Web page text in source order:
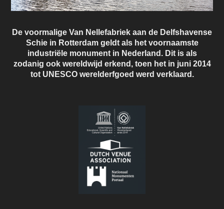
De voormalige Van Nellefabriek aan de Delfshavense
Schie in Rotterdam geldt als het voornaamste
industriële monument in Nederland. Dit is als
zodanig ook wereldwijd erkend, toen het in juni 2014
tot UNESCO werelderfgoed werd verklaard.